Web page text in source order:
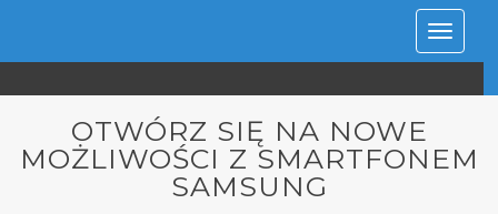
Rozwiń
OTWÓRZ SIĘ NA NOWE
MOŻLIWOŚCI Z SMARTFONEM
SAMSUNG